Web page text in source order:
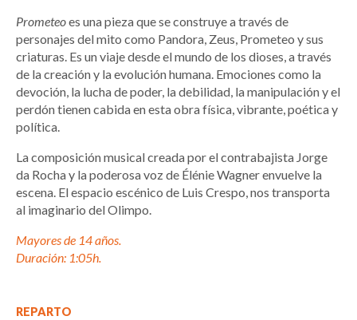
Prometeoes una pieza que se construye a través de
personajes del mito como Pandora, Zeus, Prometeo y sus
criaturas. Es un viaje desde el mundo de los dioses, a través
de la creación y la evolución humana. Emociones como la
devoción, la lucha de poder, la debilidad, la manipulación y el
perdón tienen cabida en esta obra física, vibrante, poética y
política.
La composición musical creada por el contrabajista Jorge
da Rocha y la poderosa voz de Élénie Wagner envuelve la
escena. El espacio escénico de Luis Crespo, nos transporta
al imaginario del Olimpo.
Mayores de 14 años.
Duración: 1:05h.
REPARTO